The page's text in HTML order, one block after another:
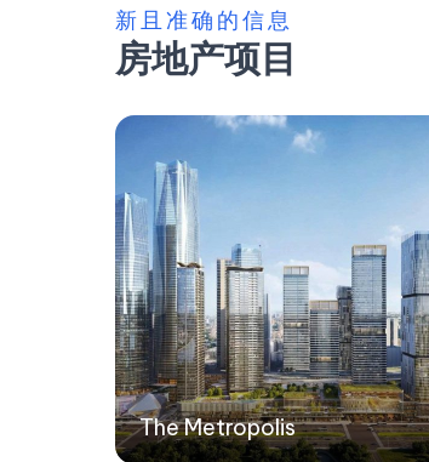
新且准确的信息
房地产项目
The Metropolis